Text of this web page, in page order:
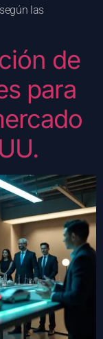
las
de
para